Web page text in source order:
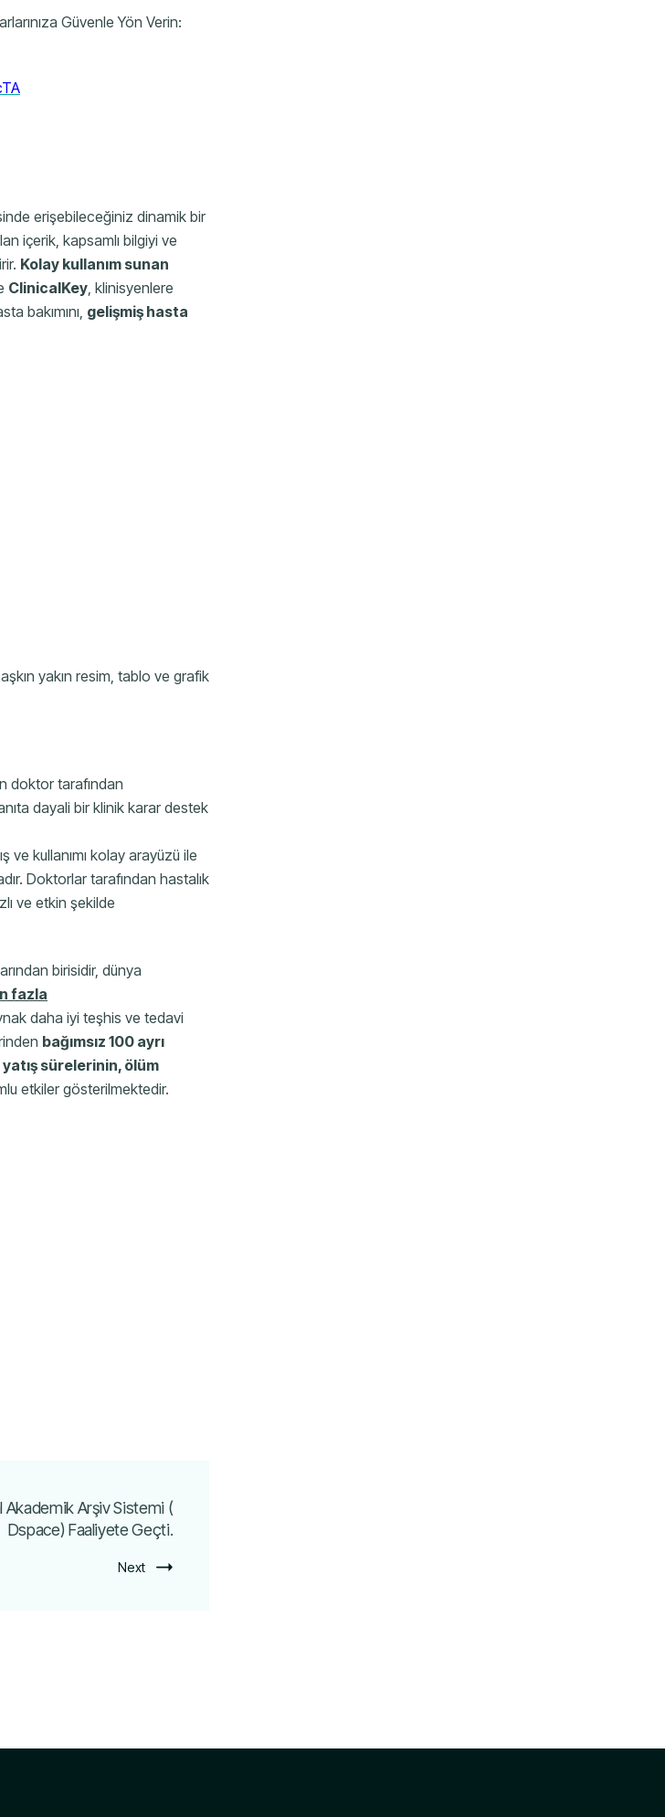
Güvenle Yön Verin:
erişebileceğiniz dinamik bir
içerik, kapsamlı bilgiyi ve
Kolay kullanım sunan
ClinicalKey , klinisyenlere
bakımını, gelişmiş hasta
yakın resim, tablo ve grafik
doktor tarafından
dayali bir klinik karar destek
ve kullanımı kolay arayüzü ile
Doktorlar tarafından hastalık
ve etkin şekilde
birisidir, dünya
fazla
daha iyi teşhis ve tedavi
bağımsız 100 ayrı
sürelerinin, ölüm
etkiler gösterilmektedir.
Akademik Arşiv Sistemi (
Dspace) Faaliyete Geçti.
Next